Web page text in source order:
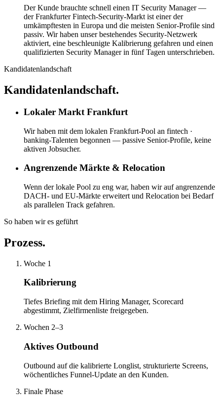
Der Kunde brauchte schnell einen IT Security Manager —
der Frankfurter Fintech-Security-Markt ist einer der
umkämpftesten in Europa und die meisten Senior-Profile sind
passiv. Wir haben unser bestehendes Security-Netzwerk
aktiviert, eine beschleunigte Kalibrierung gefahren und einen
qualifizierten Security Manager in fünf Tagen unterschrieben.
Kandidatenlandschaft
Kandidatenlandschaft.
Lokaler Markt Frankfurt
Wir haben mit dem lokalen Frankfurt-Pool an fintech ·
banking-Talenten begonnen — passive Senior-Profile, keine
aktiven Jobsucher.
Angrenzende Märkte & Relocation
Wenn der lokale Pool zu eng war, haben wir auf angrenzende
DACH- und EU-Märkte erweitert und Relocation bei Bedarf
als parallelen Track gefahren.
So haben wir es geführt
Prozess.
Woche 1
Kalibrierung
Tiefes Briefing mit dem Hiring Manager, Scorecard
abgestimmt, Zielfirmenliste freigegeben.
Wochen 2–3
Aktives Outbound
Outbound auf die kalibrierte Longlist, strukturierte Screens,
wöchentliches Funnel-Update an den Kunden.
Finale Phase